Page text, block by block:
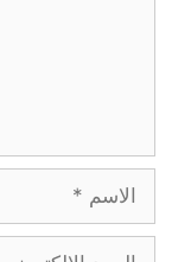
الاسم
البريد